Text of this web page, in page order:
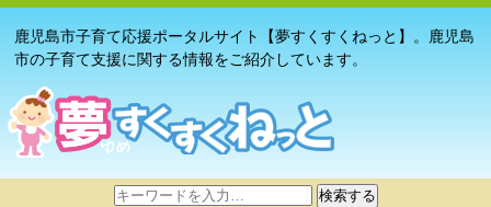
鹿児島市子育て応援ポータルサイト【夢すくすくねっと】。鹿児島
市の子育て支援に関する情報をご紹介しています。
サ
検索する